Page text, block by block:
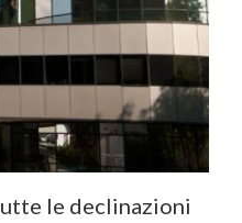
le declinazioni